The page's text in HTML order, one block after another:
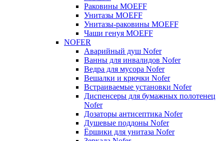
Раковины MOEFF
Унитазы MOEFF
Унитазы-раковины MOEFF
Чаши генуя MOEFF
NOFER
Аварийный душ Nofer
Ванны для инвалидов Nofer
Ведра для мусора Nofer
Вешалки и крючки Nofer
Встраиваемые установки Nofer
Диспенсеры для бумажных полотенец
Nofer
Дозаторы антисептика Nofer
Душевые поддоны Nofer
Ёршики для унитаза Nofer